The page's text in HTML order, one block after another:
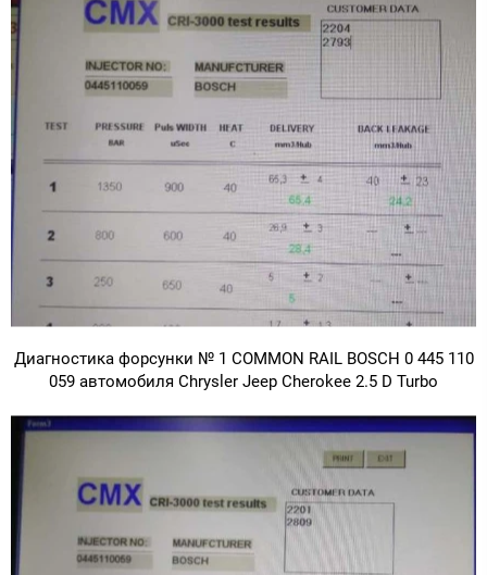
Диагностика форсунки № 1 COMMON RAIL BOSCH 0 445 110
059 автомобиля Chrysler Jeep Cherokee 2.5 D Turbo